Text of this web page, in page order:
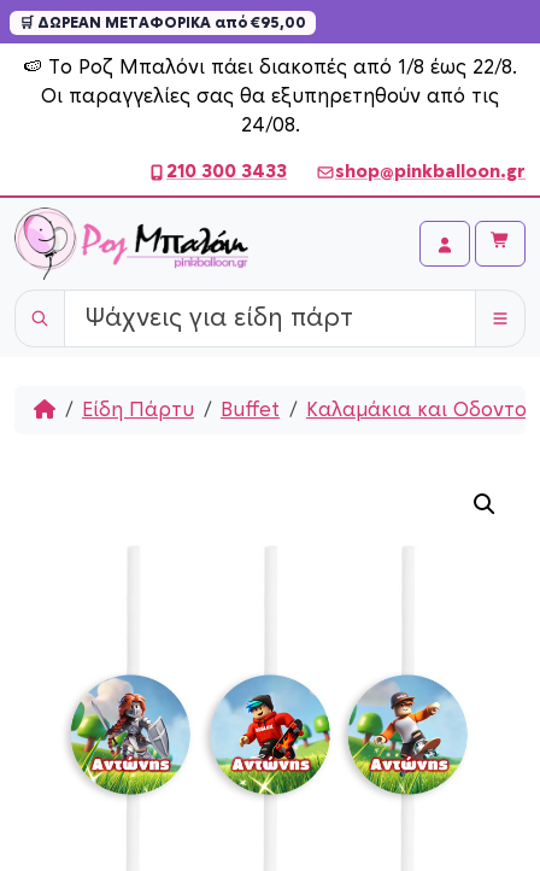
🛒 ΔΩΡΕΑΝ ΜΕΤΑΦΟΡΙΚΑ από €95,00
🍉 Το Ροζ Μπαλόνι πάει διακοπές από 1/8 έως 22/8.
Οι παραγγελίες σας θα εξυπηρετηθούν από τις
24/08.
Skip to content
210 300 3433 shop@pinkballoon.gr
Account
Cart
HomeΕίδη Πάρτυ Buffet Καλαμάκια και